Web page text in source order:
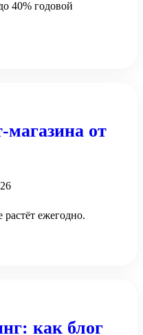
40% годовой
магазина от
ежегодно.
как блог